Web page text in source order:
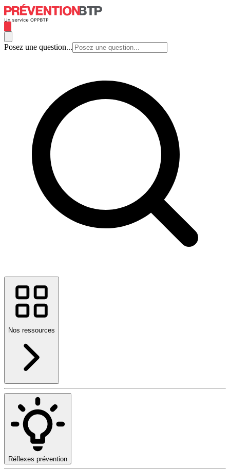
Posez une question...
Nos ressources
Réflexes prévention